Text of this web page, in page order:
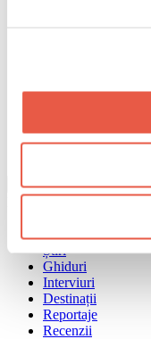
Meniu
Acasă
Știri
Ghiduri
Interviuri
Destinații
Reportaje
Recenzii